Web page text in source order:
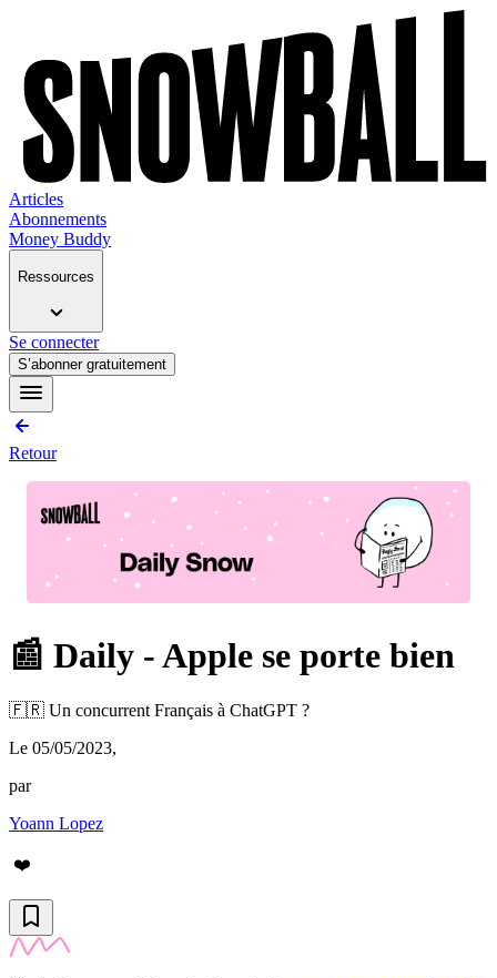
Articles
Abonnements
Money Buddy
Ressources
Se connecter
S’abonner gratuitement
Retour
📰 Daily - Apple se porte bien
🇫🇷 Un concurrent Français à ChatGPT ?
Le 05/05/2023,
par
Yoann Lopez
❤️